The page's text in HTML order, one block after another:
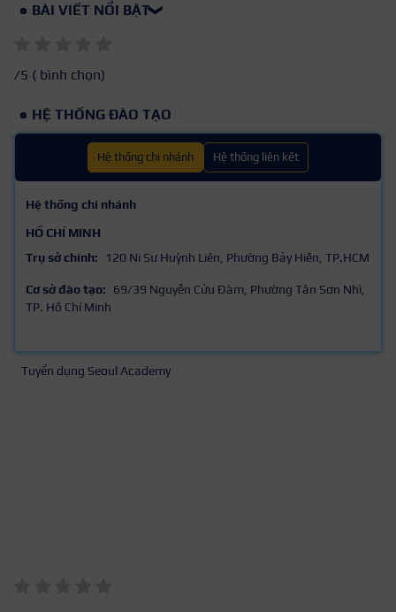
BÀI VIẾT NỔI BẬT❯
/5 ( bình chọn)
HỆ THỐNG ĐÀO TẠO
Hệ thống chi nhánh Hệ thống liên kết
Hệ thống chi nhánh
HỒ CHÍ MINH
Trụ sở chính:
120 Ni Sư Huỳnh Liên, Phường Bảy Hiền, TP.HCM
Cơ sở đào tạo:
69/39 Nguyễn Cửu Đàm, Phường Tân Sơn Nhì,
TP. Hồ Chí Minh
Tuyển dụng Seoul Academy